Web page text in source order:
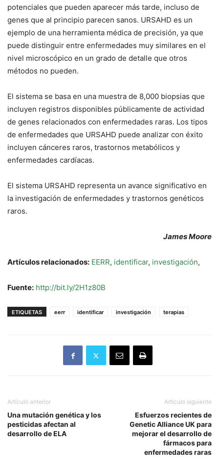
potenciales que pueden aparecer más tarde, incluso de
genes que al principio parecen sanos. URSAHD es un
ejemplo de una herramienta médica de precisión, ya que
puede distinguir entre enfermedades muy similares en el
nivel microscópico en un grado de detalle que otros
métodos no pueden.
El sistema se basa en una muestra de 8,000 biopsias que
incluyen registros disponibles públicamente de actividad
de genes relacionados con enfermedades raras. Los tipos
de enfermedades que URSAHD puede analizar con éxito
incluyen cánceres raros, trastornos metabólicos y
enfermedades cardíacas.
El sistema URSAHD representa un avance significativo en
la investigación de enfermedades y trastornos genéticos
raros.
James Moore
Artículos relacionados: EERR, identificar, investigación,
Fuente: http://bit.ly/2H1z80B
ETIQUETAS eerr identificar investigación terapias
Artículo anterior
Una mutación genética y los
pesticidas afectan al
desarrollo de ELA
Artículo siguiente
Esfuerzos recientes de
Genetic Alliance UK para
mejorar el desarrollo de
fármacos para
enfermedades raras